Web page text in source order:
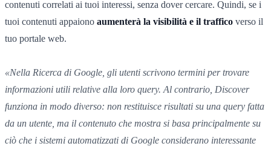
contenuti correlati ai tuoi interessi, senza dover cercare. Quindi, se i
tuoi contenuti appaiono aumenterà la visibilità e il traffico verso il
tuo portale web.
«Nella Ricerca di Google, gli utenti scrivono termini per trovare
informazioni utili relative alla loro query. Al contrario, Discover
funziona in modo diverso: non restituisce risultati su una query fatta
da un utente, ma il contenuto che mostra si basa principalmente su
ciò che i sistemi automatizzati di Google considerano interessante